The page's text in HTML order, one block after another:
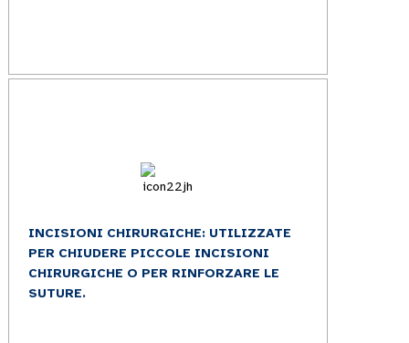
INCISIONI CHIRURGICHE: UTILIZZATE
PER CHIUDERE PICCOLE INCISIONI
CHIRURGICHE O PER RINFORZARE LE
SUTURE.